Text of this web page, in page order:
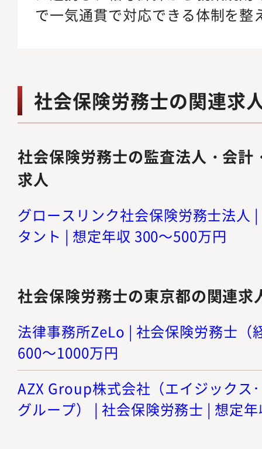
で一気通貫で対応できる体制を整
社会保険労務士の関連求
社会保険労務士の監査法人・会計
求人
グロースリンク社会保険労務士法人
タント | 想定年収 300～500万円
社会保険労務士の東京都の関連求
法律事務所ZeLo | 社会保険労務士（
600～1000万円
AZX Group株式会社（エイジックス
グループ） | 社会保険労務士 | 想定